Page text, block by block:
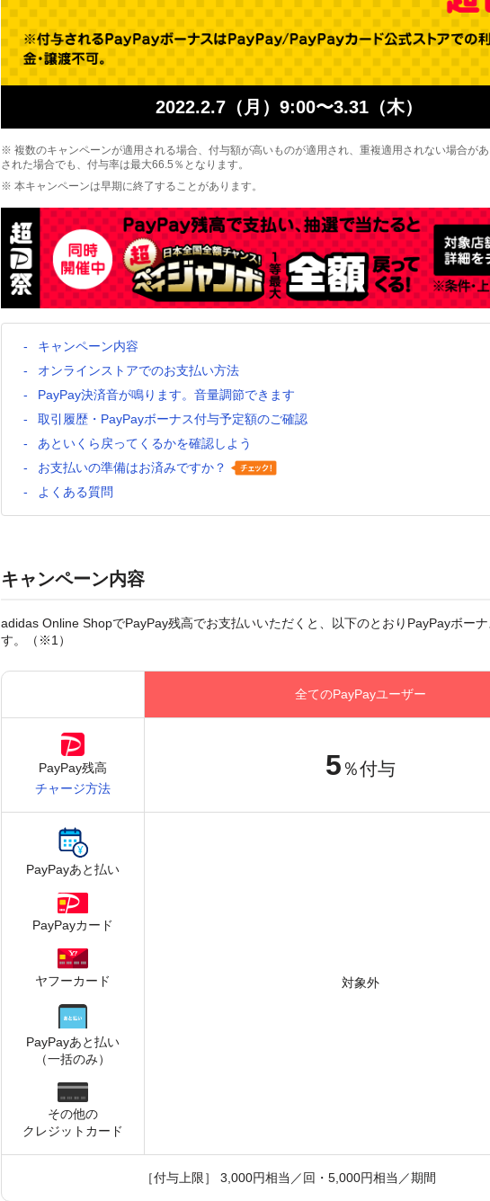
2022.2.7（月）9:00〜3.31（木）
※ 複数のキャンペーンが適用される場合、付与額が高いものが適用され、重複適用されない場合が
された場合でも、付与率は最大66.5％となります。
※ 本キャンペーンは早期に終了することがあります。
キャンペーン内容
オンラインストアでのお支払い方法
PayPay決済音が鳴ります。音量調節できます
取引履歴・PayPayボーナス付与予定額のご確認
あといくら戻ってくるかを確認しよう
お支払いの準備はお済みですか？
よくある質問
キャンペーン内容
adidas Online ShopでPayPay残高でお支払いいただくと、以下のとおりPayPayボーナ
す。（※1）
全てのPayPayユーザー
PayPay残高
チャージ方法
5 ％付与
PayPayあと払い
PayPayカード
ヤフーカード
PayPayあと払い
（一括のみ）
その他の
クレジットカード
対象外
［付与上限］ 3,000円相当／回・5,000円相当／期間